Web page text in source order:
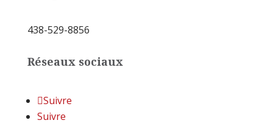
438-529-8856
Réseaux sociaux
Suivre
Suivre